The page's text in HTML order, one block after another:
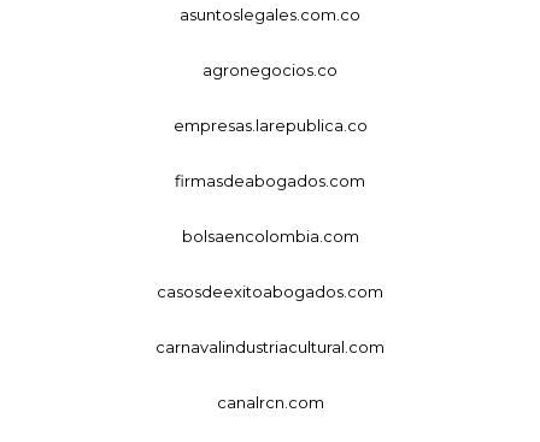
asuntoslegales.com.co
agronegocios.co
empresas.larepublica.co
firmasdeabogados.com
bolsaencolombia.com
casosdeexitoabogados.com
carnavalindustriacultural.com
canalrcn.com